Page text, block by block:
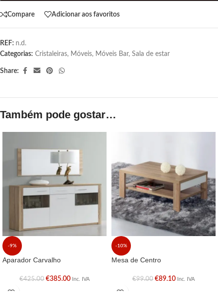
Compare Adicionar aos favoritos
REF: n.d.
Categorias: Cristaleiras, Móveis, Móveis Bar, Sala de estar
Share:
Também pode gostar…
-9%
Aparador Carvalho
€425.00 €385.00 Inc. IVA
-10%
Mesa de Centro
€99.00 €89.10 Inc. IVA